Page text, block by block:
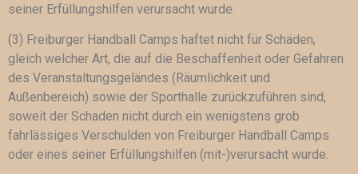
seiner Erfüllungshilfen verursacht wurde.
(3) Freiburger Handball Camps haftet nicht für Schäden,
gleich welcher Art, die auf die Beschaffenheit oder Gefahren
des Veranstaltungsgeländes (Räumlichkeit und
Außenbereich) sowie der Sporthalle zurückzuführen sind,
soweit der Schaden nicht durch ein wenigstens grob
fahrlässiges Verschulden von Freiburger Handball Camps
oder eines seiner Erfüllungshilfen (mit-)verursacht wurde.